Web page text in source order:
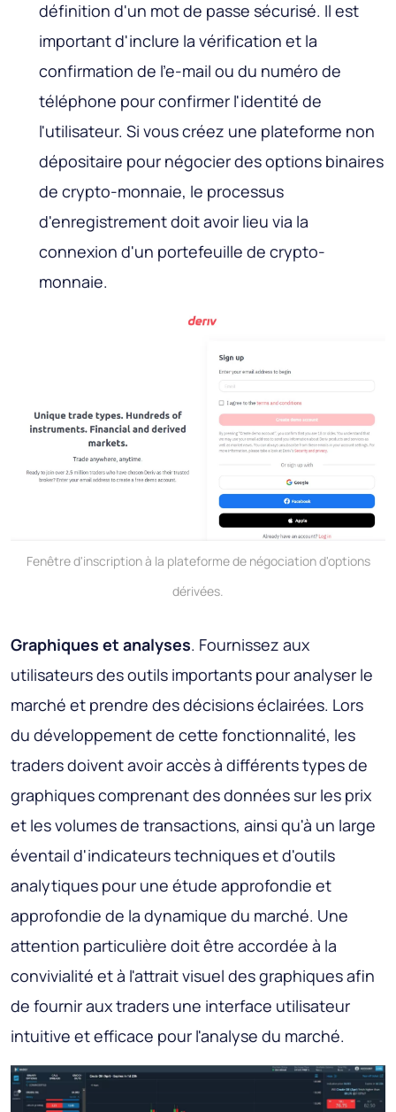
définition d'un mot de passe sécurisé. Il est
important d'inclure la vérification et la
confirmation de l'e-mail ou du numéro de
téléphone pour confirmer l'identité de
l'utilisateur. Si vous créez une plateforme non
dépositaire pour négocier des options binaires
de crypto-monnaie, le processus
d'enregistrement doit avoir lieu via la
connexion d'un portefeuille de crypto-
monnaie.
Fenêtre d'inscription à la plateforme de négociation d'options
dérivées.
Graphiques et analyses. Fournissez aux
utilisateurs des outils importants pour analyser le
marché et prendre des décisions éclairées. Lors
du développement de cette fonctionnalité, les
traders doivent avoir accès à différents types de
graphiques comprenant des données sur les prix
et les volumes de transactions, ainsi qu'à un large
éventail d'indicateurs techniques et d'outils
analytiques pour une étude approfondie et
approfondie de la dynamique du marché. Une
attention particulière doit être accordée à la
convivialité et à l'attrait visuel des graphiques afin
de fournir aux traders une interface utilisateur
intuitive et efficace pour l'analyse du marché.